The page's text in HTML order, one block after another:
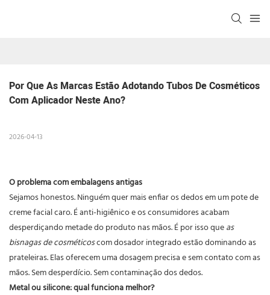
Por Que As Marcas Estão Adotando Tubos De Cosméticos
Com Aplicador Neste Ano?
2026-04-13
O problema com embalagens antigas
Sejamos honestos. Ninguém quer mais enfiar os dedos em um pote de
creme facial caro. É anti-higiênico e os consumidores acabam
desperdiçando metade do produto nas mãos. É por isso queas
bisnagas de cosméticoscom dosador integrado estão dominando as
prateleiras. Elas oferecem uma dosagem precisa e sem contato com as
mãos. Sem desperdício. Sem contaminação dos dedos.
Metal ou silicone: qual funciona melhor?